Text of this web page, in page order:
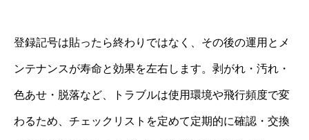
登録記号は貼ったら終わりではなく、その後の運用とメ
ンテナンスが寿命と効果を左右します。剥がれ・汚れ・
色あせ・脱落など、トラブルは使用環境や飛行頻度で変
わるため、チェックリストを定めて定期的に確認・交換